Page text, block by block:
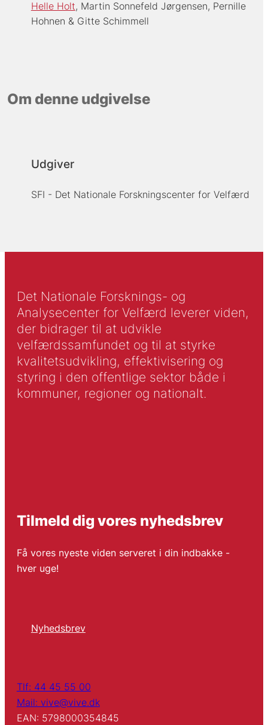
Helle Holt Martin Sonnefeld Jørgensen Pernille
Hohnen
Gitte Schimmell
Om denne udgivelse
Udgiver
SFI - Det Nationale Forskningscenter for Velfærd
Det Nationale Forsknings- og
Analysecenter for Velfærd leverer viden,
der bidrager til at udvikle
velfærdssamfundet og til at styrke
kvalitetsudvikling, effektivisering og
styring i den offentlige sektor både i
kommuner, regioner og nationalt.
Tilmeld dig vores nyhedsbrev
Få vores nyeste viden serveret i din indbakke -
hver uge!
Nyhedsbrev
Tlf: 44 45 55 00
Mail: vive@vive.dk
EAN: 5798000354845